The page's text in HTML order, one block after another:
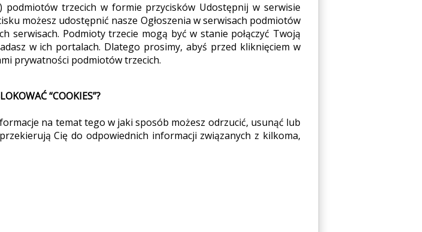
podmiotów trzecich w formie przycisków Udostępnij w serwisie
możesz udostępnić nasze Ogłoszenia w serwisach podmiotów
serwisach. Podmioty trzecie mogą być w stanie połączyć Twoją
w ich portalach. Dlatego prosimy, abyś przed kliknięciem w
prywatności podmiotów trzecich.
“COOKIES”?
na temat tego w jaki sposób możesz odrzucić, usunąć lub
Cię do odpowiednich informacji związanych z kilkoma,